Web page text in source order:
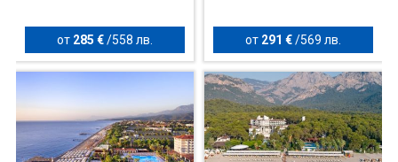
от 285 € / 558 лв. от 291 €/ 569 лв.